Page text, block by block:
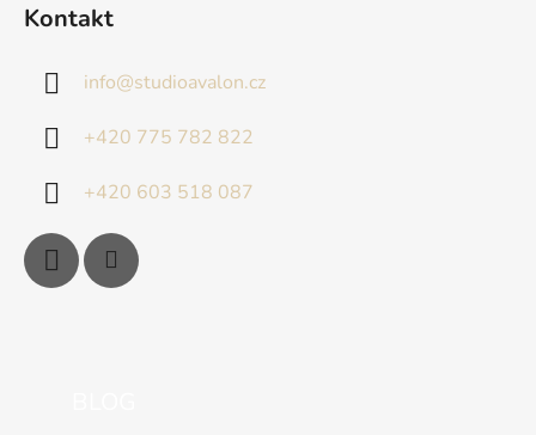
Kontakt
info@studioavalon.cz
+420 775 782 822
+420 603 518 087